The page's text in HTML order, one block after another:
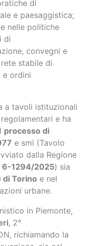
di
e paesaggistica;
nelle politiche
di
convegni e
stabile di
e ordini
a tavoli istituzionali
e ha
processo di
e smi (Tavolo
dalla Regione
6-1294/2025) sia
di Torino e nel
urbane.
in Piemonte,
, 2°
richiamando la